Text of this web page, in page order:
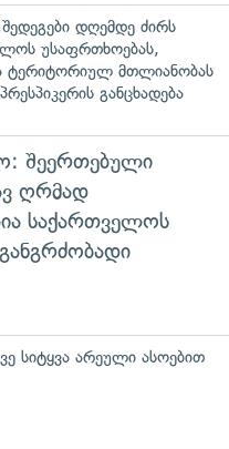
დღემდე ძირს
უსაფრთხოებას,
ტერიტორიულ მთლიანობას
განცხადება
შეერთებული
ღრმად
საქართველოს
სიტყვა არეული ასოებით